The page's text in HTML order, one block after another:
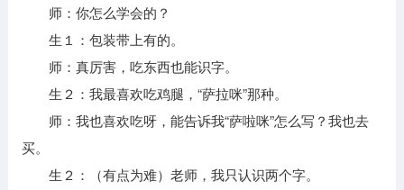
师：你怎么学会的？
生１：包装带上有的。
师：真厉害，吃东西也能识字。
生２：我最喜欢吃鸡腿，“萨拉咪”那种。
师：我也喜欢吃呀，能告诉我“萨啦咪”怎么写？我也去
买。
生２：（有点为难）老师，我只认识两个字。